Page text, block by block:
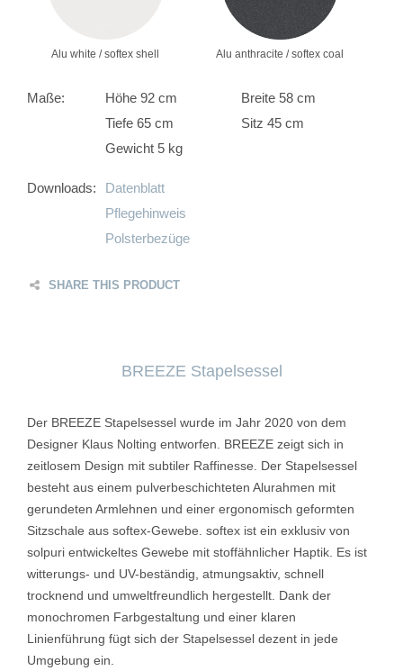
Alu white / softex shell Alu anthracite / softex coal
Maße: Höhe 92 cm
Breite 58 cm
Tiefe 65 cm
Sitz 45 cm
Gewicht 5 kg
Downloads:
Datenblatt
Pflegehinweis
Polsterbezüge
SHARE THIS PRODUCT
BREEZE Stapelsessel
Der BREEZE Stapelsessel wurde im Jahr 2020 von dem
Designer Klaus Nolting entworfen. BREEZE zeigt sich in
zeitlosem Design mit subtiler Raffinesse. Der Stapelsessel
besteht aus einem pulverbeschichteten Alurahmen mit
gerundeten Armlehnen und einer ergonomisch geformten
Sitzschale aus softex-Gewebe. softex ist ein exklusiv von
solpuri entwickeltes Gewebe mit stoffähnlicher Haptik. Es ist
witterungs- und UV-beständig, atmungsaktiv, schnell
trocknend und umweltfreundlich hergestellt. Dank der
monochromen Farbgestaltung und einer klaren
Linienführung fügt sich der Stapelsessel dezent in jede
Umgebung ein.